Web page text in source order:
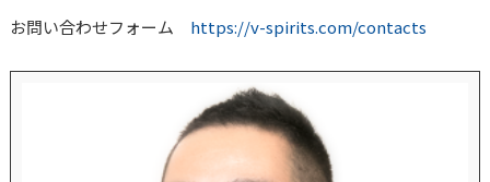
お問い合わせフォーム https://v-spirits.com/contacts